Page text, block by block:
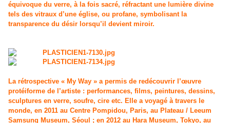
équivoque du verre, à la fois sacré, réfractant une lumière divine
tels des vitraux d’une église, ou profane, symbolisant la
transparence du désir lorsqu’il devient miroir.
La rétrospective « My Way » a permis de redécouvrir l’œuvre
protéiforme de l’artiste : performances, films, peintures, dessins,
sculptures en verre, soufre, cire etc. Elle a voyagé à travers le
monde, en 2011 au Centre Pompidou, Paris, au Plateau / Leeum
Samsung Museum, Séoul ; en 2012 au Hara Museum, Tokyo, au